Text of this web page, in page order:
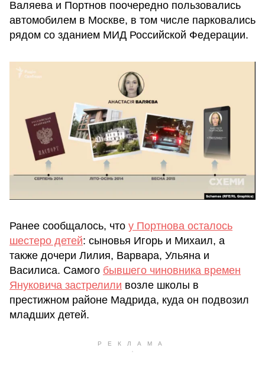
Валяева и Портнов поочередно пользовались
автомобилем в Москве, в том числе парковались
рядом со зданием МИД Российской Федерации.
Ранее сообщалось, что у Портнова осталось
шестеро детей: сыновья Игорь и Михаил, а
также дочери Лилия, Варвара, Ульяна и
Василиса. Самого бывшего чиновника времен
Януковича застрелили возле школы в
престижном районе Мадрида, куда он подвозил
младших детей.